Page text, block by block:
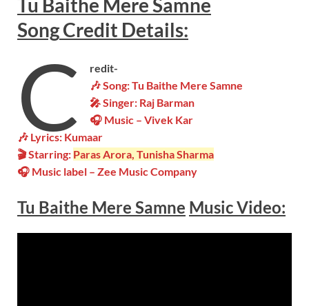
Tu Baithe Mere Samne
SongCredit Details:
C
redit-
🎶 Song: Tu Baithe Mere Samne
🎤 Singer: Raj Barman
🎧 Music – Vivek Kar
🎶 Lyrics: Kumaar
🎬 Starring: Paras Arora, Tunisha Sharma
🎧 Music label – Zee Music Company
Tu Baithe Mere Samne Music Video: